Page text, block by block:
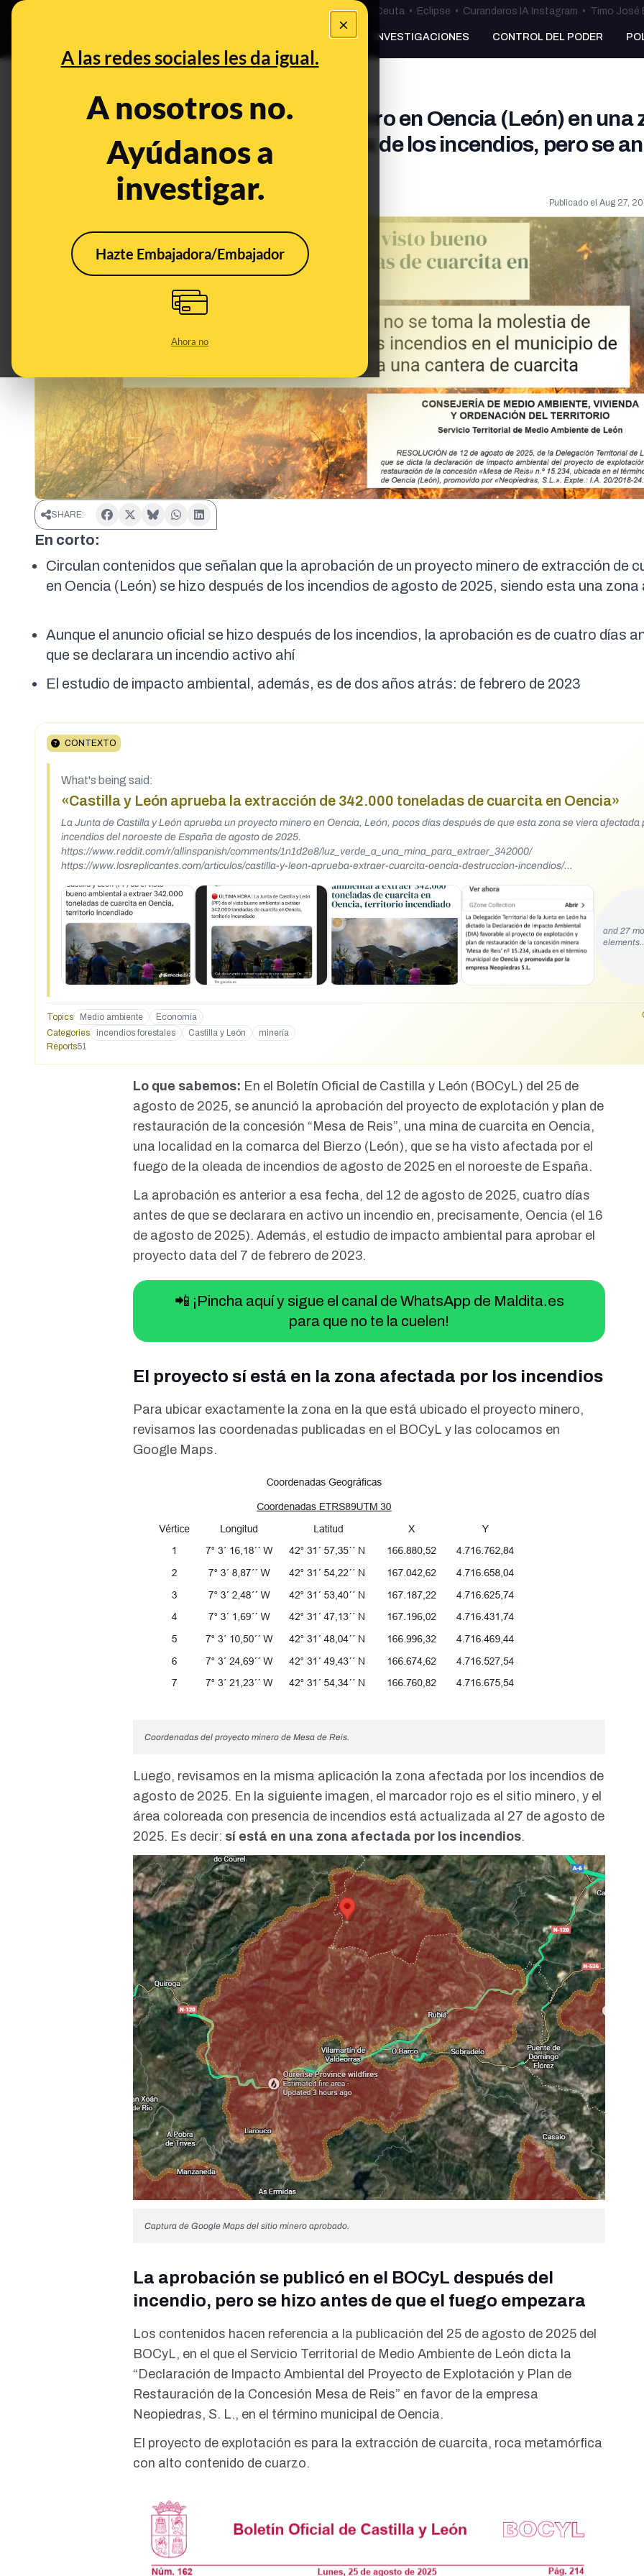
×
A las redes sociales les da igual.
A nosotros no.
Ayúdanos a
investigar.
Hazte Embajadora/Embajador
Ahora no
Especial Ceuta•Bulos Ceuta • Eclipse • Curanderos IA Instagram • Timo José
PREBUNKING INVESTIGACIONES CONTROL DEL PODER
La aprobación de un proyecto minero en Oencia (León) en una
afectada por el fuego: se hizo antes de los incendios, pero se
después
Empresas Publicado el Aug 27,
CONTEXTO
SHARE:
En corto:
Circulan contenidos que señalan que la aprobación de un proyecto minero de extracción de
en Oencia (León) se hizo después de los incendios de agosto de 2025, siendo esta una
Aunque el anuncio oficial se hizo después de los incendios, la aprobación es de cuatro días
que se declarara un incendio activo ahí
El estudio de impacto ambiental, además, es de dos años atrás: de febrero de 2023
CONTEXTO
What's being said:
«Castilla y León aprueba la extracción de 342.000 toneladas de cuarcita en Oencia»
La Junta de Castilla y León aprueba un proyecto minero en Oencia, León, pocos días después de que esta zona se viera afectada
incendios del noroeste de España de agosto de 2025.
https://www.reddit.com/r/allinspanish/comments/1n1d2e8/luz_verde_a_una_mina_para_extraer_342000/
https://www.losreplicantes.com/articulos/castilla-y-leon-aprueba-extraer-cuarcita-oencia-destruccion-incendios/
nDl https://gaceta.es/espana/la-junta-de-castilla-y-leon-pp-da-el-visto-bueno-ambiental-a-extraer-342-000-toneladas-de-cuarcita-en-
oencia-territorio-incendiado-20250826-1047/?s=08
and 27
Topics Medio ambiente Economía
Categories
incendios forestales Castilla y León
minería
Reports51
Lo que sabemos: En el Boletín Oficial de Castilla y León (BOCyL) del 25 de
agosto de 2025, se anunció la aprobación del proyecto de explotación y plan de
restauración de la concesión “Mesa de Reis”, una mina de cuarcita en Oencia,
una localidad en la comarca del Bierzo (León), que se ha visto afectada por el
fuego de la oleada de incendios de agosto de 2025 en el noroeste de España.
La aprobación es anterior a esa fecha, del 12 de agosto de 2025, cuatro días
antes de que se declarara en activo un incendio en, precisamente, Oencia (el 16
de agosto de 2025). Además, el estudio de impacto ambiental para aprobar el
proyecto data del 7 de febrero de 2023.
📲 ¡Pincha aquí y sigue el canal de WhatsApp de Maldita.es
para que no te la cuelen!
El proyecto sí está en la zona afectada por los incendios
Para ubicar exactamente la zona en la que está ubicado el proyecto minero,
revisamos las coordenadas publicadas en el BOCyL y las colocamos en
Google Maps.
Coordenadas del proyecto minero de Mesa de Reis.
Luego, revisamos en la misma aplicación la zona afectada por los incendios de
agosto de 2025. En la siguiente imagen, el marcador rojo es el sitio minero, y el
área coloreada con presencia de incendios está actualizada al 27 de agosto de
2025. Es decir: sí está en una zona afectada por los incendios.
Captura de Google Maps del sitio minero aprobado.
La aprobación se publicó en el BOCyL después del
incendio, pero se hizo antes de que el fuego empezara
Los contenidos hacen referencia a la publicación del 25 de agosto de 2025 del
BOCyL, en el que el Servicio Territorial de Medio Ambiente de León dicta la
“Declaración de Impacto Ambiental del Proyecto de Explotación y Plan de
Restauración de la Concesión Mesa de Reis” en favor de la empresa
Neopiedras, S. L., en el término municipal de Oencia.
El proyecto de explotación es para la extracción de cuarcita, roca metamórfica
con alto contenido de cuarzo.